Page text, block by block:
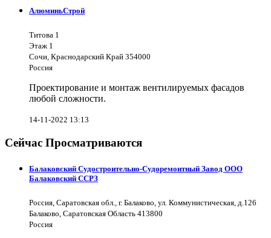
АлюминьСтрой
Титова 1
Этаж 1
Сочи, Краснодарский Край 354000
Россия
Проектирование и монтаж вентилируемых фасадов
любой сложности.
14-11-2022 13:13
Сейчас Просматриваются
Балаковский Судостроительно-Судоремонтный Завод ООО
Балаковский ССРЗ
Россия, Саратовская обл., г. Балаково, ул. Коммунистическая, д.126
Балаково, Саратовская Область 413800
Россия